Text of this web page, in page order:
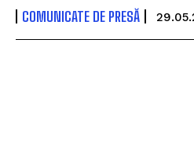
COMUNICATE DE PRESĂ